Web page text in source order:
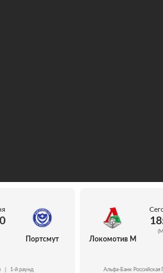
Портсмут
1-й раунд
Локомотив М
Альфа-Банк Российская